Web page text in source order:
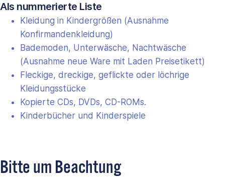
Als nummerierte Liste
Kleidung in Kindergrößen (Ausnahme
Konfirmandenkleidung)
Bademoden, Unterwäsche, Nachtwäsche
(Ausnahme neue Ware mit Laden Preisetikett)
Fleckige, dreckige, geflickte oder löchrige
Kleidungsstücke
Kopierte CDs, DVDs, CD-ROMs.
Kinderbücher und Kinderspiele
Bitte um Beachtung